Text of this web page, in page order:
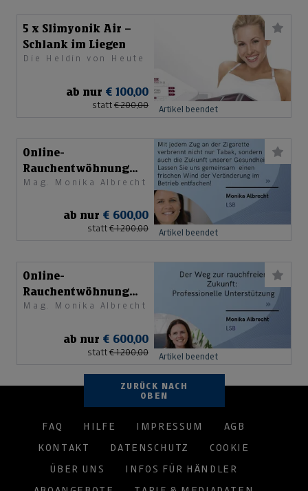
5 x Slimyonik Air –
Schlank im Liegen
Die Heldin von Heute
ab nur € 100,00
statt € 200,00 Artikel beendet
Online-
Rauchentwöhnung
macht Spaß!
Mag. Monika Albrecht
ab nur € 600,00
statt € 1.200,00 Artikel beendet
Online-
Rauchentwöhnung
macht Spaß!
Mag. Monika Albrecht
ab nur € 600,00
statt € 1.200,00 Artikel beendet
ZURÜCK NACH
OBEN
FAQ HILFE IMPRESSUM AGB
KONTAKT DATENSCHUTZ COOKIE
ÜBER UNS INFOS FÜR HÄNDLER